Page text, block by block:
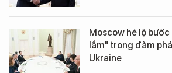
Moscow hé lộ
lầm" trong đàm
Ukraine